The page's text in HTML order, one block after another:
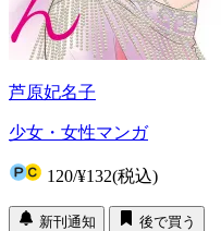
芦原妃名子
少女・女性マンガ
120/¥132(税込)
新刊通知
後で買う